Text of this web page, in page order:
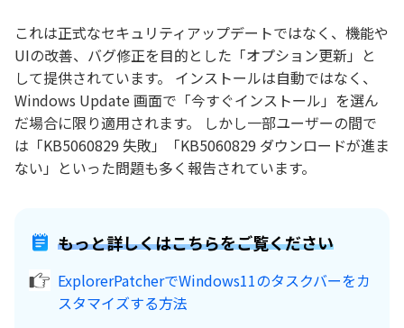
これは正式なセキュリティアップデートではなく、機能や
UIの改善、バグ修正を目的とした「オプション更新」と
して提供されています。 インストールは自動ではなく、
Windows Update 画面で「今すぐインストール」を選ん
だ場合に限り適用されます。 しかし一部ユーザーの間で
は「KB5060829 失敗」「KB5060829 ダウンロードが進ま
ない」といった問題も多く報告されています。
もっと詳しくはこちらをご覧ください
ExplorerPatcherでWindows11のタスクバーをカ
スタマイズする方法